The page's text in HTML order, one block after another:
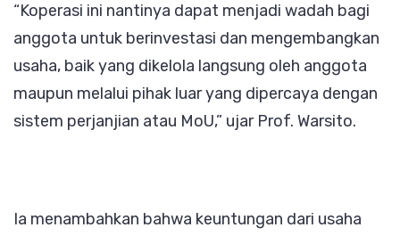
“Koperasi ini nantinya dapat menjadi wadah bagi
anggota untuk berinvestasi dan mengembangkan
usaha, baik yang dikelola langsung oleh anggota
maupun melalui pihak luar yang dipercaya dengan
sistem perjanjian atau MoU,” ujar Prof. Warsito.
Ia menambahkan bahwa keuntungan dari usaha